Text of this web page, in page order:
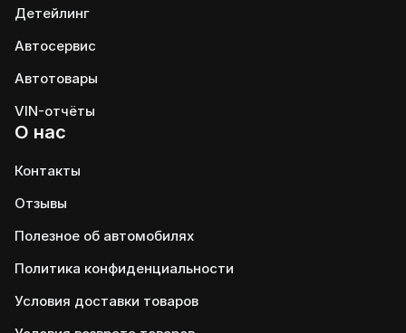
Детейлинг
Автосервис
Автотовары
VIN-отчёты
О нас
Контакты
Отзывы
Полезное об автомобилях
Политика конфиденциальности
Условия доставки товаров